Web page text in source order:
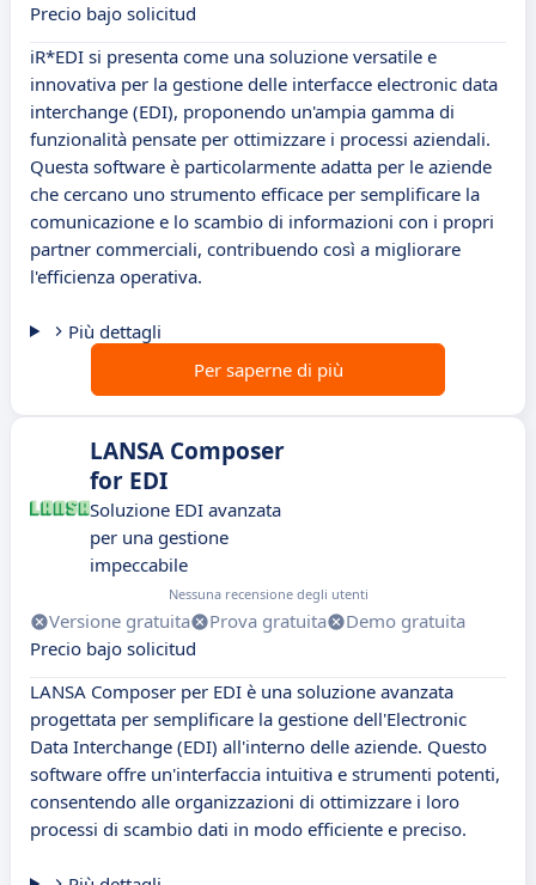
Precio bajo solicitud
iR*EDI si presenta come una soluzione versatile e
innovativa per la gestione delle interfacce electronic data
interchange (EDI), proponendo un'ampia gamma di
funzionalità pensate per ottimizzare i processi aziendali.
Questa software è particolarmente adatta per le aziende
che cercano uno strumento efficace per semplificare la
comunicazione e lo scambio di informazioni con i propri
partner commerciali, contribuendo così a migliorare
l'efficienza operativa.
Più dettagli
Per saperne di più
LANSA Composer
for EDI
Soluzione EDI avanzata
per una gestione
impeccabile
Nessuna recensione degli utenti
Versione gratuita Prova gratuita
Demo gratuita
Precio bajo solicitud
LANSA Composer per EDI è una soluzione avanzata
progettata per semplificare la gestione dell'Electronic
Data Interchange (EDI) all'interno delle aziende. Questo
software offre un'interfaccia intuitiva e strumenti potenti,
consentendo alle organizzazioni di ottimizzare i loro
processi di scambio dati in modo efficiente e preciso.